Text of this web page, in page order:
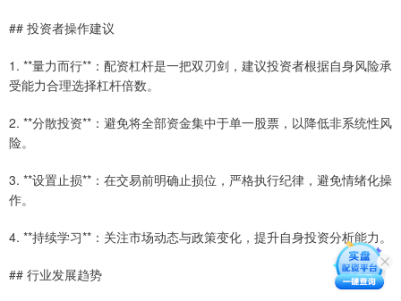
## 投资者操作建议
1. **量力而行**：配资杠杆是一把双刃剑，建议投资者根据自身风险承
受能力合理选择杠杆倍数。
2. **分散投资**：避免将全部资金集中于单一股票，以降低非系统性风
险。
3. **设置止损**：在交易前明确止损位，严格执行纪律，避免情绪化操
作。
4. **持续学习**：关注市场动态与政策变化，提升自身投资分析能力。
## 行业发展趋势